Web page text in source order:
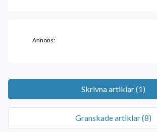
Annons:
Skrivna artiklar (1)
Granskade artiklar (8)